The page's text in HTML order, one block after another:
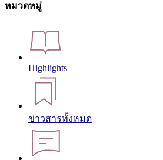
หมวดหมู่
Highlights
ข่าวสารทั้งหมด